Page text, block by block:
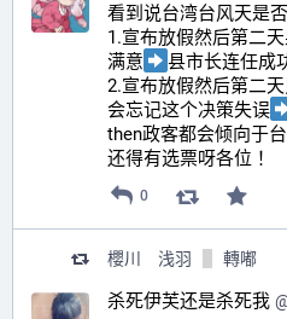
看到说台湾台风天是
1.宣布放假然后第二
满意
县市长连任成
2.宣布放假然后第二
会忘记这个决策失误
then政客都会倾向于
还得有选票呀各位！
0
櫻川 浅羽 轉嘟
杀死伊芙还是杀死我